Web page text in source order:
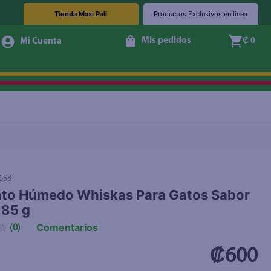
Tienda Maxi Palí Productos Exclusivos en línea
Mis pedidos ₡ 0
Húmedo Whiskas Para Gatos Sabor
g
☆ (0) Comentarios
₡600